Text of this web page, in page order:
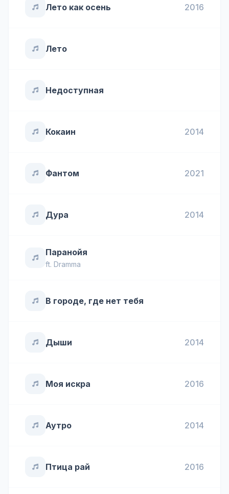
Лето как осень 2016
Лето
Недоступная
Кокаин 2014
Фантом 2021
Дура 2014
Паранойя
ft. Dramma
В городе, где нет тебя
Дыши 2014
Моя искра 2016
Аутро 2014
Птица рай 2016